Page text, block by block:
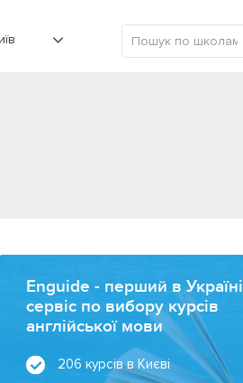
Enguide - перший в Україні
сервіс по вибору курсів
англійської мови
206 курсів в Києві